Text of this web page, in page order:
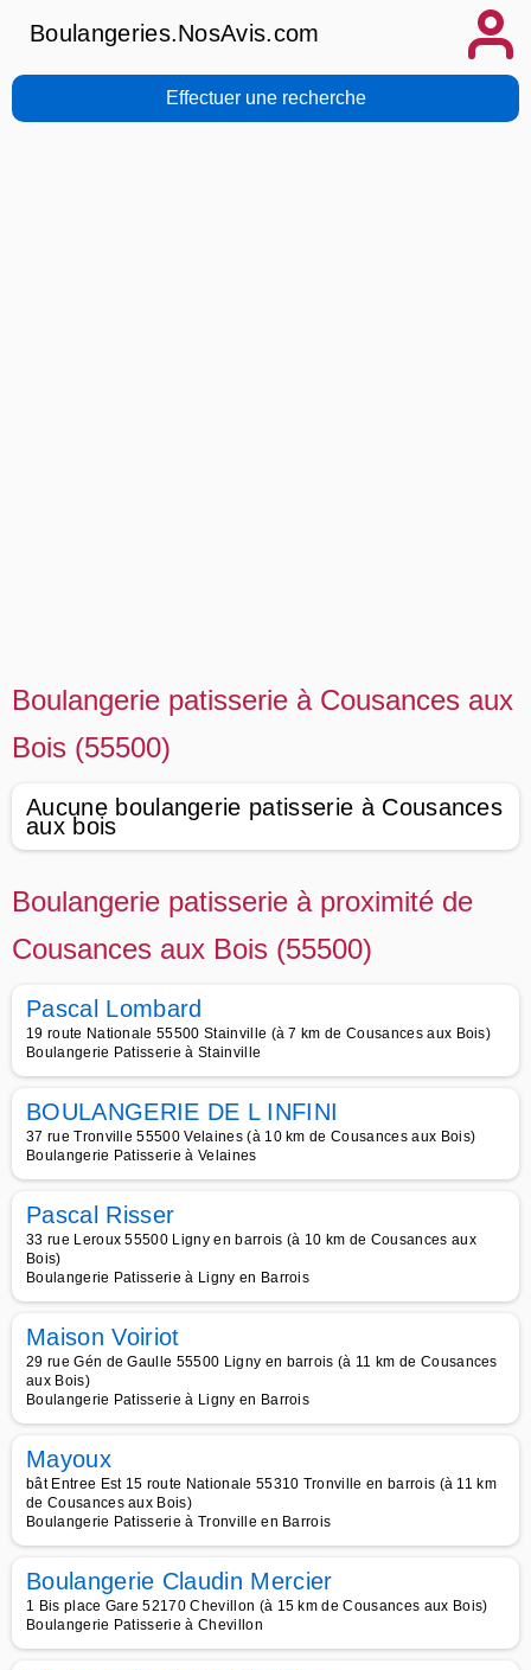
Boulangeries.NosAvis.com
Effectuer une recherche
Boulangerie patisserie à Cousances aux
Bois (55500)
Aucune boulangerie patisserie à Cousances
aux bois
Boulangerie patisserie à proximité de
Cousances aux Bois (55500)
Pascal Lombard
19 route Nationale 55500 Stainville (à 7 km de Cousances aux Bois)
Boulangerie Patisserie à Stainville
BOULANGERIE DE L INFINI
37 rue Tronville 55500 Velaines (à 10 km de Cousances aux Bois)
Boulangerie Patisserie à Velaines
Pascal Risser
33 rue Leroux 55500 Ligny en barrois (à 10 km de Cousances aux
Bois)
Boulangerie Patisserie à Ligny en Barrois
Maison Voiriot
29 rue Gén de Gaulle 55500 Ligny en barrois (à 11 km de Cousances
aux Bois)
Boulangerie Patisserie à Ligny en Barrois
Mayoux
bât Entree Est 15 route Nationale 55310 Tronville en barrois (à 11 km
de Cousances aux Bois)
Boulangerie Patisserie à Tronville en Barrois
Boulangerie Claudin Mercier
1 Bis place Gare 52170 Chevillon (à 15 km de Cousances aux Bois)
Boulangerie Patisserie à Chevillon